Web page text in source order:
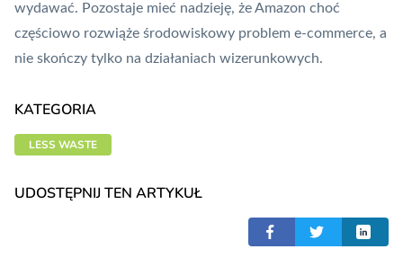
wydawać. Pozostaje mieć nadzieję, że Amazon choć
częściowo rozwiąże środowiskowy problem e-commerce, a
nie skończy tylko na działaniach wizerunkowych.
KATEGORIA
LESS WASTE
UDOSTĘPNIJ TEN ARTYKUŁ